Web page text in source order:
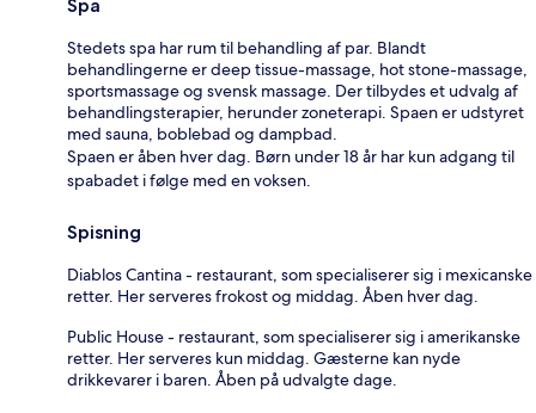
Spa
Stedets spa har rum til behandling af par. Blandt
behandlingerne er deep tissue-massage, hot stone-massage,
sportsmassage og svensk massage. Der tilbydes et udvalg af
behandlingsterapier, herunder zoneterapi. Spaen er udstyret
med sauna, boblebad og dampbad.
Spaen er åben hver dag. Børn under 18 år har kun adgang til
spabadet i følge med en voksen.
Spisning
Diablos Cantina - restaurant, som specialiserer sig i mexicanske
retter. Her serveres frokost og middag. Åben hver dag.
Public House - restaurant, som specialiserer sig i amerikanske
retter. Her serveres kun middag. Gæsterne kan nyde
drikkevarer i baren. Åben på udvalgte dage.